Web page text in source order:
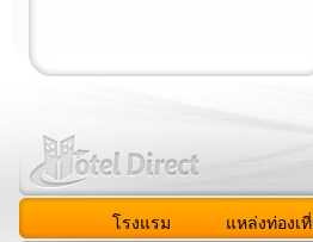
โรงแรม แหล่งท่องเ